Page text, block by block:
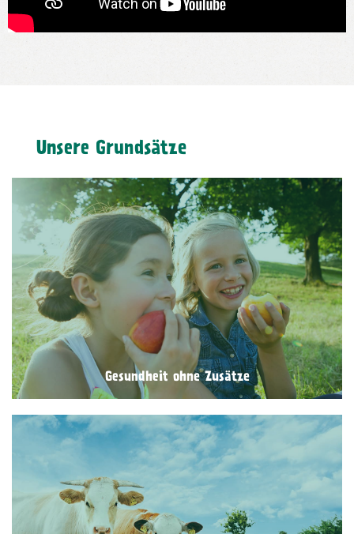
Unsere Grundsätze
Gesundheit ohne Zusätze
Gesundheit ohne Zusätze
In unseren Produkten sind keine künstlichen oder
naturidentischen Aromen enthalten.
Chemischsynthetische Pflanzenschutzmittel sind
tabu. Den Tieren werden keine Wachstumshormone
verabreicht, ebenso kommt Gentechnik weder im
Anbau noch in der Verarbeitung zum Einsatz.
Mit Respekt und gutem Gewissen
Wir kennen unsere Landwirtinnen persönlich. Die Höfe
erfüllen besonders strenge Kriterien in Bezug auf
artgerechte Tierhaltung. Die Tiere bekommen